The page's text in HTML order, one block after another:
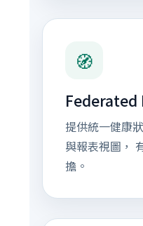
🧭
提供統一健康
與報表視圖，
擔。